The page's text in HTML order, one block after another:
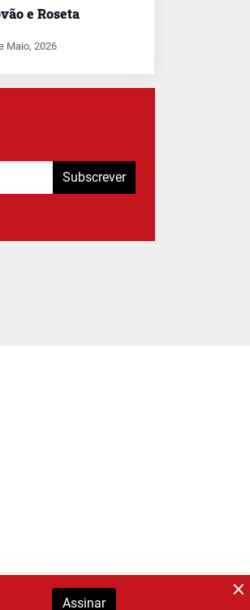
e Roseta
Maio, 2026
Subscrever
Assinar